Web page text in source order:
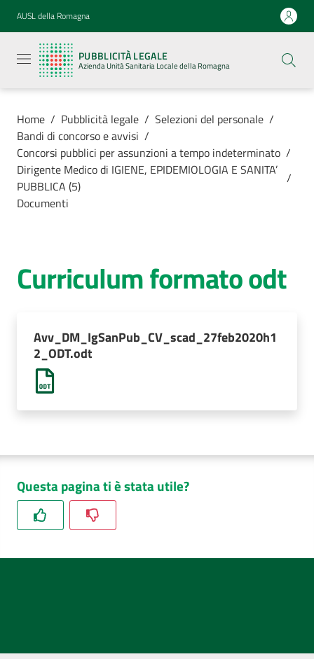
Vai al contenuto
Vai alla navigazione
Vai al footer
AUSL della Romagna
PUBBLICITÀ LEGALE
Azienda Unità Sanitaria Locale della Romagna
legale
Azienda
Unità
Locale della
Azienda
Luoghi di
cura
AUSL
Comunica
Home / Pubblicità legale / Selezioni del personale /
Bandi di concorso e avvisi /
Concorsi pubblici per assunzioni a tempo indeterminato /
Dirigente Medico di IGIENE, EPIDEMIOLOGIA E SANITA’
PUBBLICA (5)
/
Documenti
Curriculum formato odt
Avv_DM_IgSanPub_CV_scad_27feb2020h1
2_ODT.odt
Questa pagina ti è stata utile?